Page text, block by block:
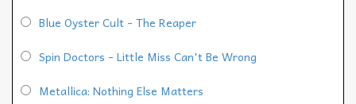
Blue Oyster Cult - The Reaper
Spin Doctors - Little Miss Can't Be Wrong
Metallica: Nothing Else Matters